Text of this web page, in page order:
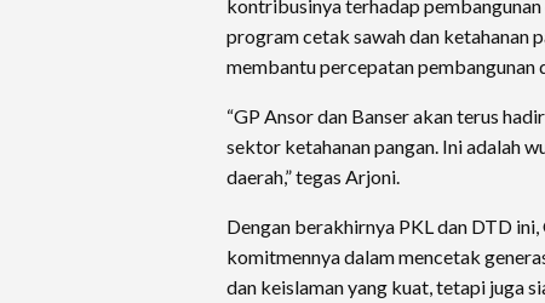
kontribusinya terhadap pembangunan
program cetak sawah dan ketahanan
membantu percepatan pembangunan
“GP Ansor dan Banser akan terus
sektor ketahanan pangan. Ini adalah
daerah,” tegas Arjoni.
Dengan berakhirnya PKL dan DTD
komitmennya dalam mencetak
dan keislaman yang kuat, tetapi juga